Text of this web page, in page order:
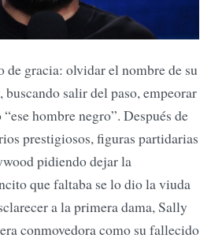
gracia: olvidar el nombre de su
buscando salir del paso, empeorar
hombre negro”. Después de
prestigiosos, figuras partidarias
pidiendo dejar la
que faltaba se lo dio la viuda
a la primera dama, Sally
conmovedora como su fallecido